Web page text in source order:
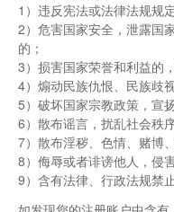
1）违反宪法或法律法规规
2）危害国家安全，泄露国
的；
3）损害国家荣誉和利益的
4）煽动民族仇恨、民族歧
5）破坏国家宗教政策，宣
6）散布谣言，扰乱社会秩
7）散布淫秽、色情、赌博
8）侮辱或者诽谤他人，侵
9）含有法律、行政法规禁